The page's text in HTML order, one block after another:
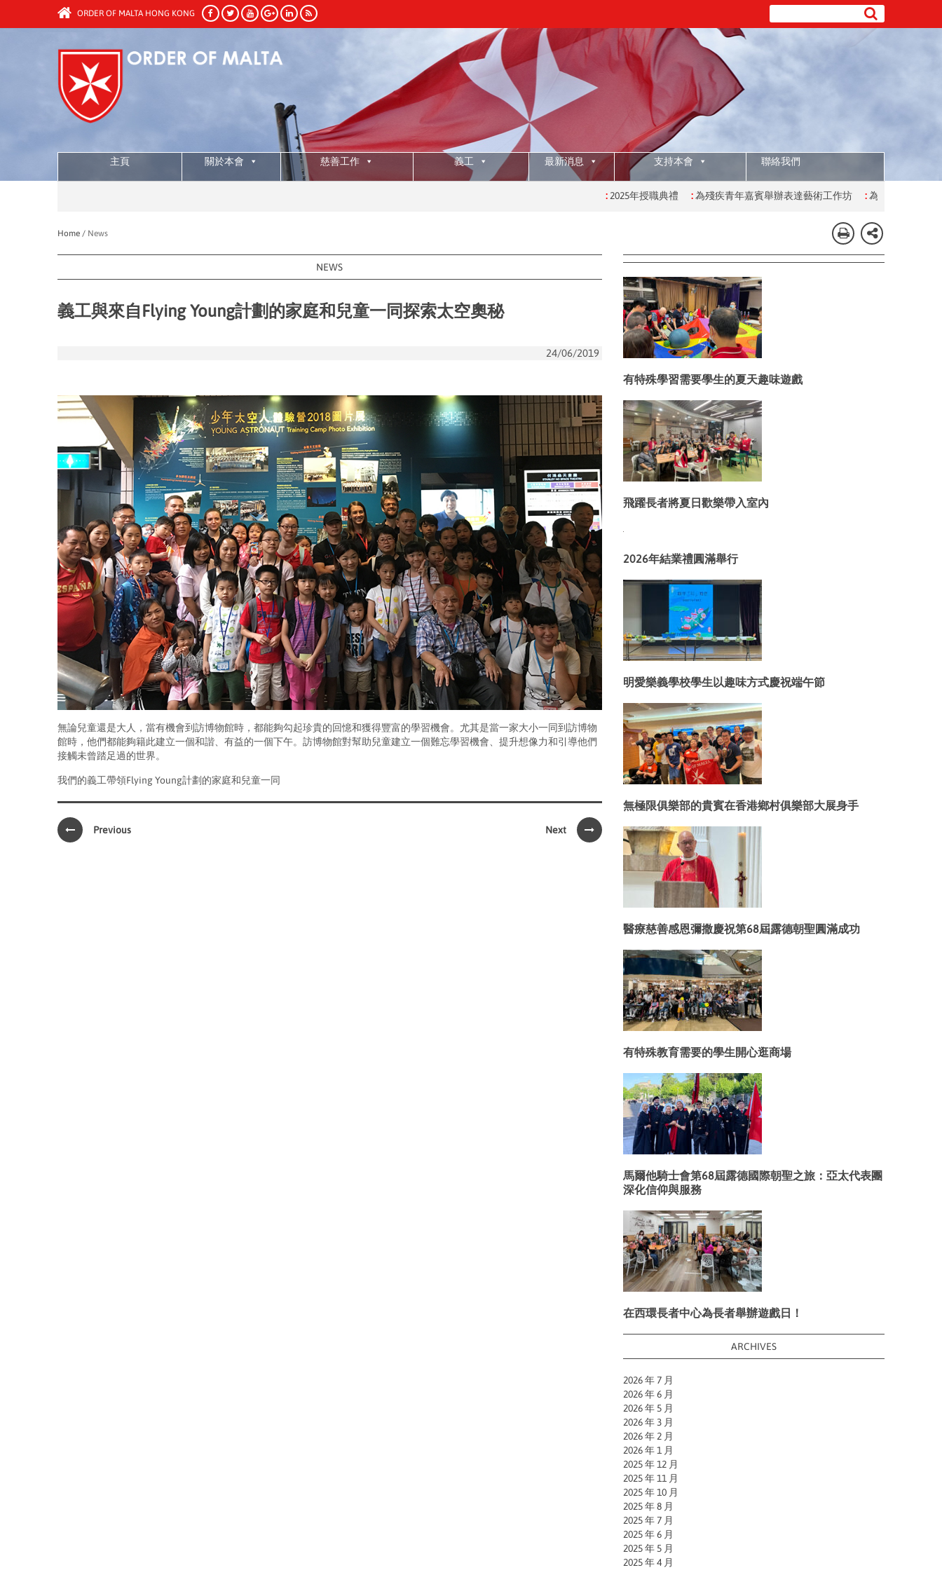
ORDER OF MALTA HONG KONG
主頁 關於本會 慈善工作 義工 最新消息 支持本會 聯絡我們
2025年授職典禮 :為殘疾青年嘉賓舉辦表達藝術工作坊 :為有特殊學習需要的學生舉辦
Home / News
NEWS
義工與來自Flying Young計劃的家庭和兒童一同探索太空奧秘
24/06/2019
無論兒童還是大人，當有機會到訪博物館時，都能夠勾起珍貴的回憶和獲得豐富的學習機會。尤其是當一家大小一同到訪博物
館時，他們都能夠籍此建立一個和諧、有益的一個下午。訪博物館對幫助兒童建立一個難忘學習機會、提升想像力和引導他們
接觸未曾踏足過的世界。
我們的義工帶領Flying Young計劃的家庭和兒童一同
Previous Next
有特殊學習需要學生的夏天趣味遊戲
飛躍長者將夏日歡樂帶入室內
2026年結業禮圓滿舉行
明愛樂義學校學生以趣味方式慶祝端午節
無極限俱樂部的貴賓在香港鄉村俱樂部大展身手
醫療慈善感恩彌撒慶祝第68屆露德朝聖圓滿成功
有特殊教育需要的學生開心逛商場
馬爾他騎士會第68屆露德國際朝聖之旅：亞太代表團
深化信仰與服務
在西環長者中心為長者舉辦遊戲日！
ARCHIVES
2026 年 7 月
2026 年 6 月
2026 年 5 月
2026 年 3 月
2026 年 2 月
2026 年 1 月
2025 年 12 月
2025 年 11 月
2025 年 10 月
2025 年 8 月
2025 年 7 月
2025 年 6 月
2025 年 5 月
2025 年 4 月